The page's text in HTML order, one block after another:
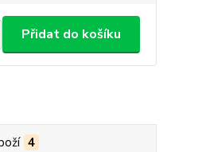
Přidat do košíku
4